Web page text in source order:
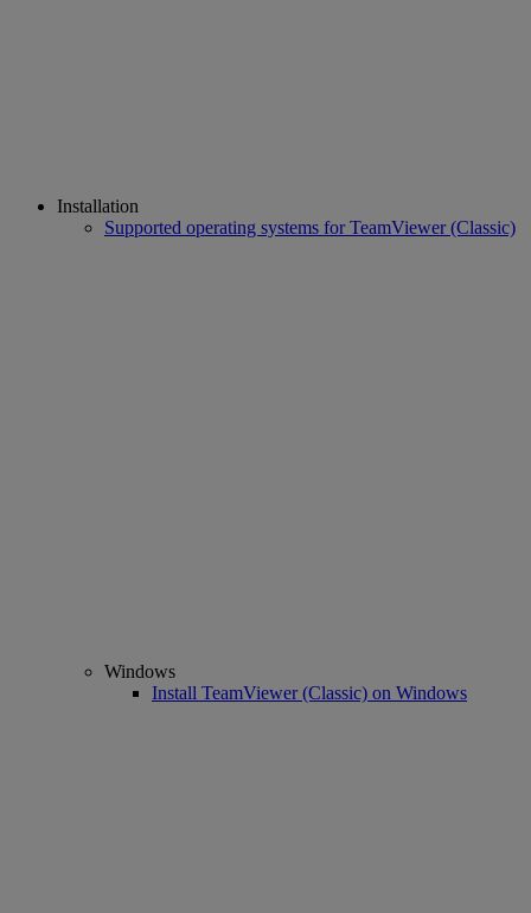
Installation
Supported operating systems for TeamViewer (Classic)
Windows
Install TeamViewer (Classic) on Windows